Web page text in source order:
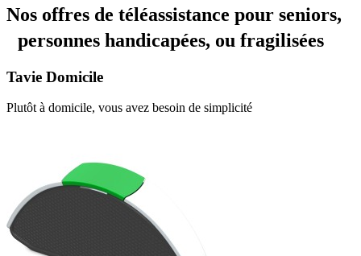
Nos offres de téléassistance pour seniors,
personnes handicapées, ou fragilisées
Tavie Domicile
Plutôt à domicile, vous avez besoin de simplicité